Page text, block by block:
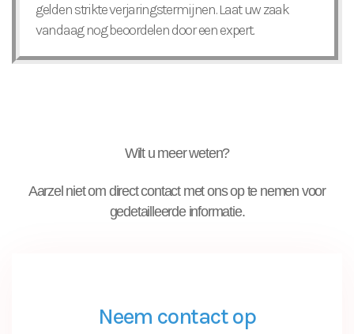
gelden strikte verjaringstermijnen. Laat uw zaak
vandaag nog beoordelen door een expert.
Wilt u meer weten?
Aarzel niet om direct contact met ons op te nemen voor
gedetailleerde informatie.
Neem contact op